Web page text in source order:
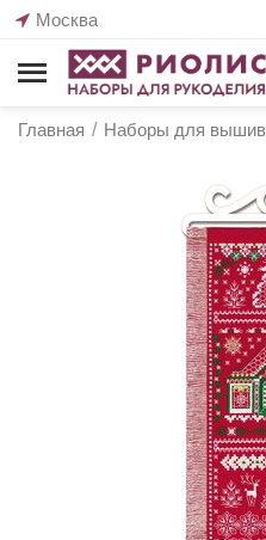
Москва
Главная / Наборы для